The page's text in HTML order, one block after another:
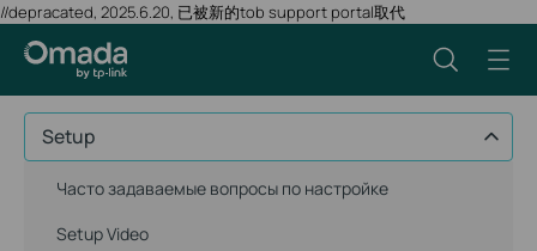
//depracated, 2025.6.20, 已被新的tob support portal取代
Setup
Часто задаваемые вопросы по настройке
Setup Video